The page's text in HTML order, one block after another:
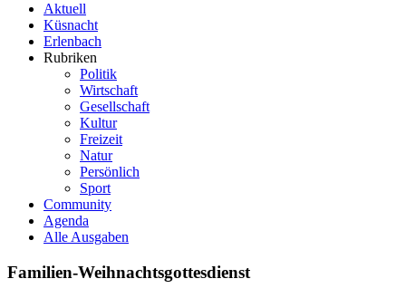
Aktuell
Küsnacht
Erlenbach
Rubriken
Politik
Wirtschaft
Gesellschaft
Kultur
Freizeit
Natur
Persönlich
Sport
Community
Agenda
Alle Ausgaben
Familien-Weihnachtsgottesdienst